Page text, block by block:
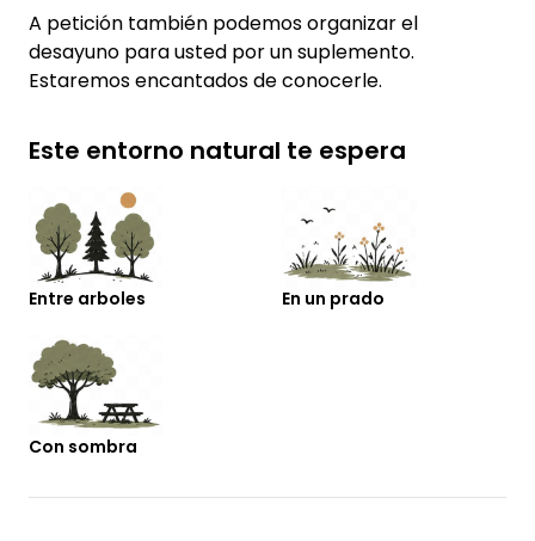
A petición también podemos organizar el
desayuno para usted por un suplemento.
Estaremos encantados de conocerle.
Este entorno natural te espera
Entre arboles En un prado
Con sombra